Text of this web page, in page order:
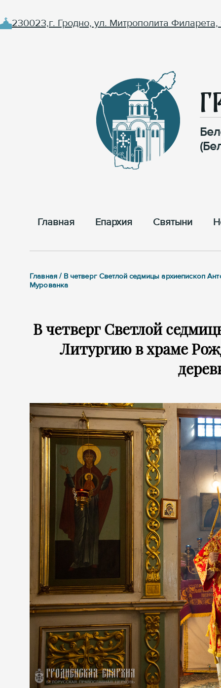
230023,г. Гродно, ул. Митрополита Филарета,
Главная Епархия Cвятыни
Главная / В четверг Светлой седмицы архиепископ
Мурованка
В четверг Светлой
Литургию в храме